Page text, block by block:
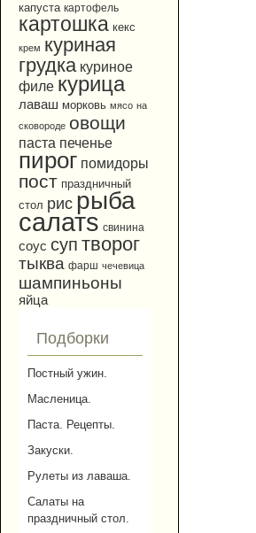
капуста картофель
картошка кекс
крем куриная
грудка куриное
филе курица
лаваш морковь мясо на
сковороде овощи
паста печенье
пирог помидоры
пост праздничный
стол рис рыба
салатs свинина
соус суп творог
тыква фарш чечевица
шампиньоны
яйца
Подборки
Постный ужин.
Масленица.
Паста. Рецепты.
Закуски.
Рулеты из лаваша.
Салаты на
праздничный стол.